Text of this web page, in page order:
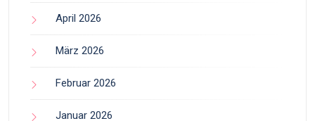
April 2026
März 2026
Februar 2026
Januar 2026